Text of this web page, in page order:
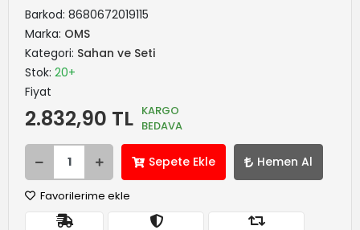
Barkod: 8680672019115
Marka: OMS
Kategori: Sahan ve Seti
Stok: 20+
Fiyat
2.832,90 TL KARGO
BEDAVA
Sepete Ekle Hemen Al
Favorilerime ekle